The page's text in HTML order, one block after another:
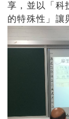
享，並以「科
的特殊性」讓